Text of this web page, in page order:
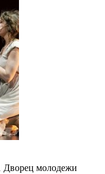
Дворец молодежи